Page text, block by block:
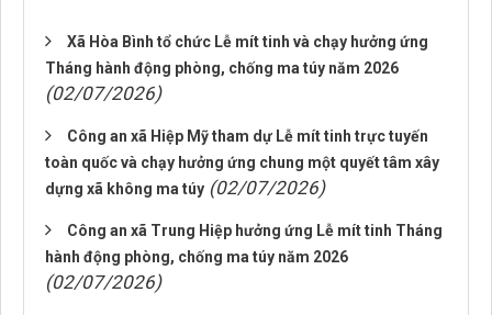
Xã Hòa Bình tổ chức Lễ mít tinh và chạy hưởng ứng
Tháng hành động phòng, chống ma túy năm 2026
(02/07/2026)
Công an xã Hiệp Mỹ tham dự Lễ mít tinh trực tuyến
toàn quốc và chạy hưởng ứng chung một quyết tâm xây
dựng xã không ma túy (02/07/2026)
Công an xã Trung Hiệp hưởng ứng Lễ mít tinh Tháng
hành động phòng, chống ma túy năm 2026
(02/07/2026)